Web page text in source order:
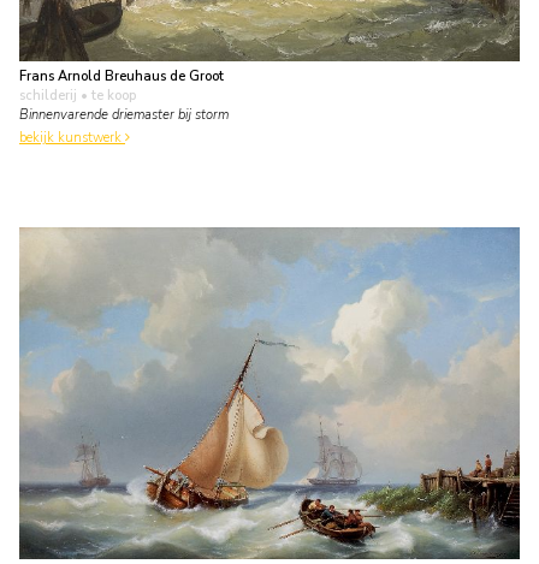
Frans Arnold Breuhaus de Groot
schilderij • te koop
Binnenvarende driemaster bij storm
bekijk kunstwerk